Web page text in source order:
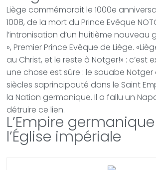
Liège commémorait le 1000e
1008, de la mort du Prince Evêque
l’intronisation d’un huitième nouveau
», Premier Prince Evêque de Liège.
au Christ, et le reste à Notger!» : c’est
une chose est sûre : le souabe
siècles saprincipauté dans le Saint
la Nation germanique. Il a fallu un
détruire ce lien.
L’Empire
l’Église impériale